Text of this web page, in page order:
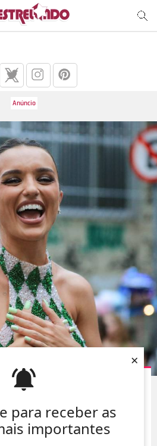
para receber as
importantes
×
DURANTE ENSAIO DE RUA
09/Ago/